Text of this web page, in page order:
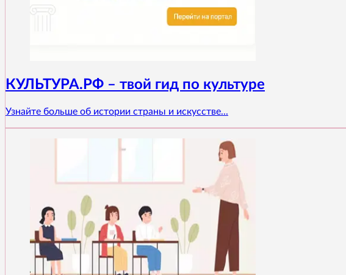
КУЛЬТУРА.РФ – твой гид по культуре
Узнайте больше об истории страны и искусстве...